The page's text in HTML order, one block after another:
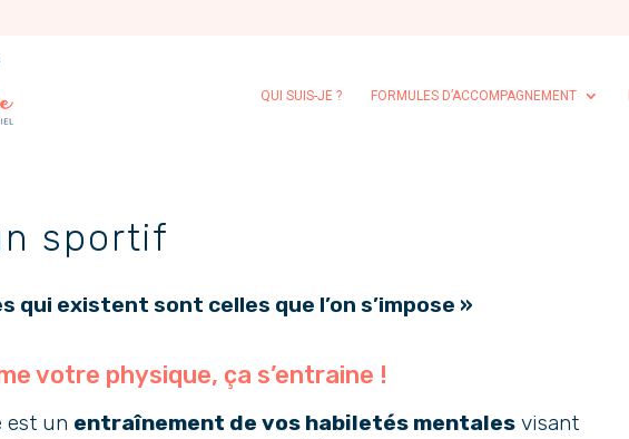
QUI SUIS-JE ? FORMULES D’ACCOMPAGNEMENT
sportif
qui existent sont celles que l’on s’impose »
votre physique, ça s’entraine !
est un entraînement de vos habiletés mentales visant